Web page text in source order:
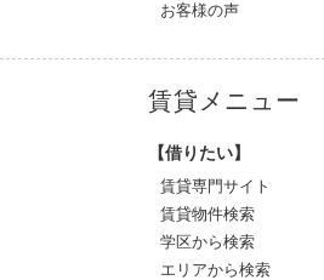
お客様の声
賃貸メニュー
【借りたい】
賃貸専門サイト
賃貸物件検索
学区から検索
エリアから検索